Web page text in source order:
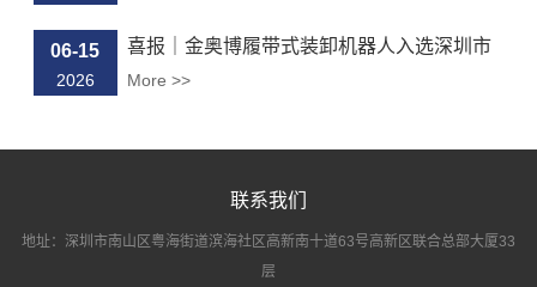
06-15
2026
喜报｜金奥博履带式装卸机器人入选深圳市
More >>
联系我们
地址：深圳市南山区粤海街道滨海社区高新南十道63号高新区联合总部大厦33
层